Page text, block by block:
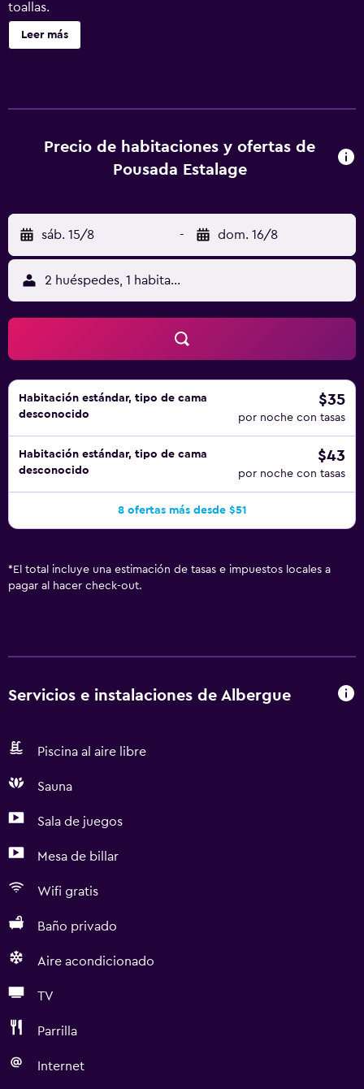
toallas.
Leer más
Precio de habitaciones y ofertas de
Pousada Estalage
sáb. 15/8 - dom. 16/8
2 huéspedes, 1 habitación
Habitación estándar, tipo de cama
desconocido
$35
por noche con tasas
Habitación estándar, tipo de cama
desconocido
$43
por noche con tasas
8 ofertas más desde $51
* El total incluye una estimación de tasas e impuestos locales a
pagar al hacer check-out.
Servicios e instalaciones de Albergue
Piscina al aire libre
Sauna
Sala de juegos
Mesa de billar
Wifi gratis
Baño privado
Aire acondicionado
TV
Parrilla
Internet